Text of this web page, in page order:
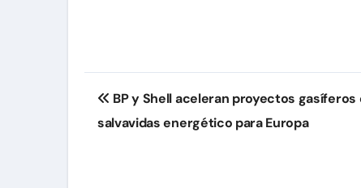
Navegación
de
BP y Shell aceleran proyectos gasíferos
salvavidas energético para Europa